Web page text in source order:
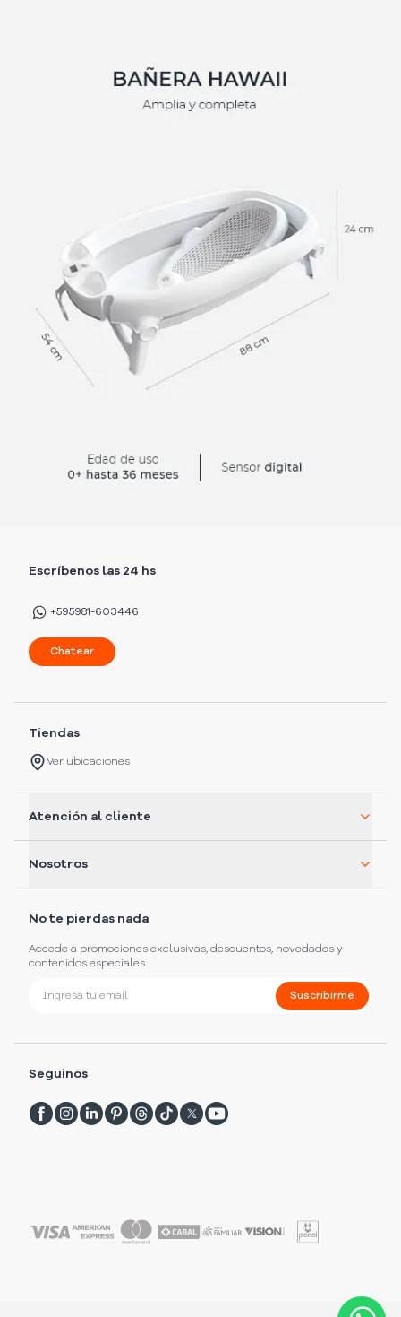
Escríbenos las 24 hs
+595981-603446
Chatear
Tiendas
Ver ubicaciones
Atención al cliente
Nosotros
No te pierdas nada
Accede a promociones exclusivas, descuentos, novedades y
contenidos especiales
Suscribirme
Seguinos